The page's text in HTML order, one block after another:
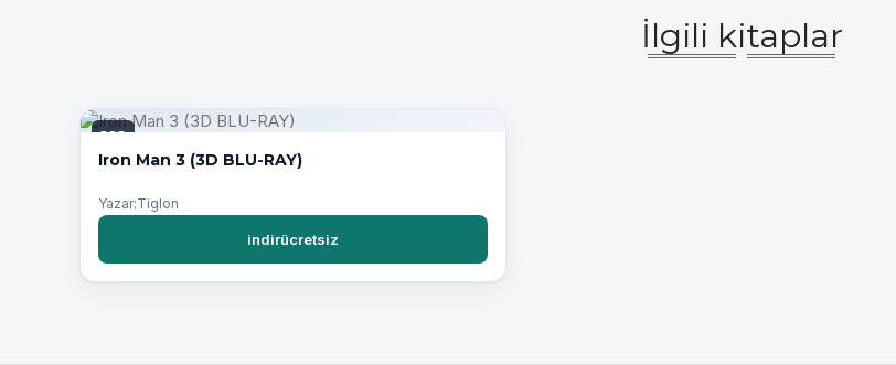
İlgili kitaplar
PDF
Iron Man 3 (3D BLU-RAY)
Yazar:Tiglon
indirücretsiz